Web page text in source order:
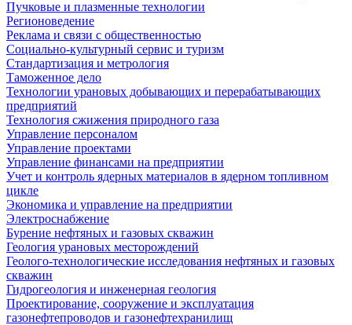
Пучковые и плазменные технологии
Регионоведение
Реклама и связи с общественностью
Социально-культурный сервис и туризм
Стандартизация и метрология
Таможенное дело
Технологии урановых добывающих и перерабатывающих
предприятий
Технология сжижения природного газа
Управление персоналом
Управление проектами
Управление финансами на предприятии
Учет и контроль ядерных материалов в ядерном топливном
цикле
Экономика и управление на предприятии
Электроснабжение
Бурение нефтяных и газовых скважин
Геология урановых месторождений
Геолого-технологические исследования нефтяных и газовых
скважин
Гидрогеология и инженерная геология
Проектирование, сооружение и эксплуатация
газонефтепроводов и газонефтехранилищ